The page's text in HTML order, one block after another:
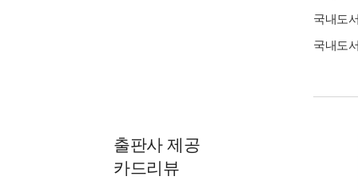
국내도
국내도
출판사 제공
카드리뷰